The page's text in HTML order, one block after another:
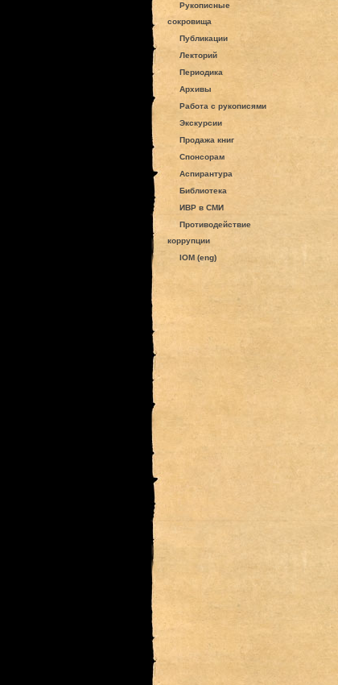
Рукописные
сокровища
Публикации
Лекторий
Периодика
Архивы
Работа с рукописями
Экскурсии
Продажа книг
Спонсорам
Аспирантура
Библиотека
ИВР в СМИ
Противодействие
коррупции
IOM (eng)